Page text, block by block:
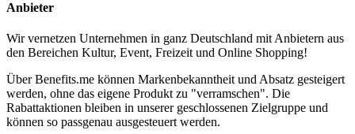
Anbieter
Wir vernetzen Unternehmen in ganz Deutschland mit Anbietern aus
den Bereichen Kultur, Event, Freizeit und Online Shopping!
Über Benefits.me können Markenbekanntheit und Absatz gesteigert
werden, ohne das eigene Produkt zu "verramschen". Die
Rabattaktionen bleiben in unserer geschlossenen Zielgruppe und
können so passgenau ausgesteuert werden.